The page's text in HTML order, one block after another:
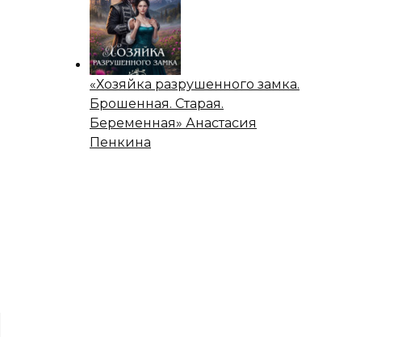
«Хозяйка разрушенного замка.
Брошенная. Старая.
Беременная» Анастасия
Пенкина